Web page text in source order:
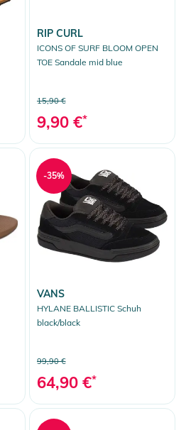
RIP CURL
ICONS OF SURF BLOOM OPEN
TOE Sandale mid blue
15,90 €
9,90 €*
VANS
HYLANE BALLISTIC Schuh
black/black
99,90 €
64,90 €*
-35%